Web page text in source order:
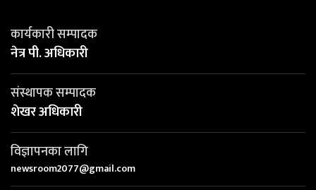
कार्यकारी सम्पादक
नेत्र पी. अधिकारी
संस्थापक सम्पादक
शेखर अधिकारी
विज्ञापनका लागि
newsroom2077@gmail.com